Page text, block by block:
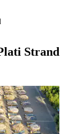
Strand